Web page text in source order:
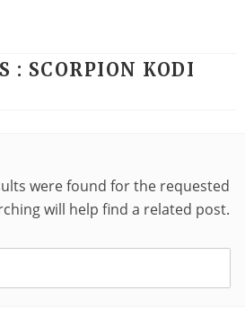
: SCORPION KODI
were found for the requested
will help find a related post.